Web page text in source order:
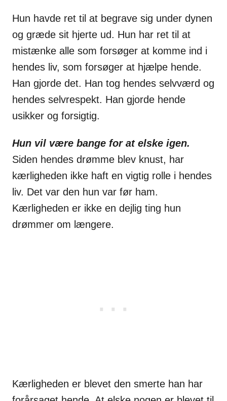
Hun havde ret til at begrave sig under dynen
og græde sit hjerte ud. Hun har ret til at
mistænke alle som forsøger at komme ind i
hendes liv, som forsøger at hjælpe hende.
Han gjorde det. Han tog hendes selvværd og
hendes selvrespekt. Han gjorde hende
usikker og forsigtig.
Hun vil være bange for at elske igen.
Siden hendes drømme blev knust, har
kærligheden ikke haft en vigtig rolle i hendes
liv. Det var den hun var før ham.
Kærligheden er ikke en dejlig ting hun
drømmer om længere.
Kærligheden er blevet den smerte han har